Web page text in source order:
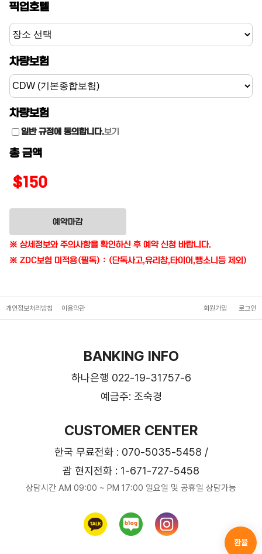
픽업호텔
차량보험
차량보험
일반 규정에 동의합니다.보기
총 금액
$150
예약마감
※ 상세정보와 주의사항을 확인하신 후 예약 신청 바랍니다.
※ ZDC보험 미적용(필독) : (단독사고,유리창,타이어,뺑소니등 제외)
환율
개인정보처리방침 이용약관 회원가입 로그인
BANKING INFO
하나은행 022-19-31757-6
예금주: 조숙경
CUSTOMER CENTER
한국 무료전화 : 070-5035-5458 /
괌 현지전화 : 1-671-727-5458
상담시간 AM 09:00 ~ PM 17:00 일요일 및 공휴일 상담가능